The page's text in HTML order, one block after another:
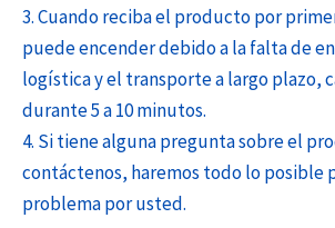
3. Cuando reciba el producto por
puede encender debido a la falta de
logística y el transporte a largo plazo,
durante 5 a 10 minutos.
4. Si tiene alguna pregunta sobre el
contáctenos, haremos todo lo posible
problema por usted.